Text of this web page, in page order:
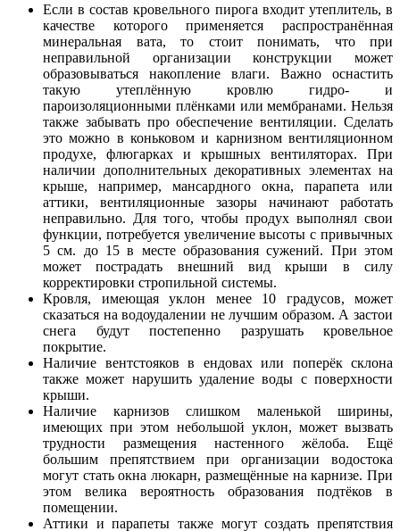
Если в состав кровельного пирога входит утеплитель, в
качестве которого применяется распространённая
минеральная вата, то стоит понимать, что при
неправильной организации конструкции может
образовываться накопление влаги. Важно оснастить
такую утеплённую кровлю гидро- и
пароизоляционными плёнками или мембранами. Нельзя
также забывать про обеспечение вентиляции. Сделать
это можно в коньковом и карнизном вентиляционном
продухе, флюгарках и крышных вентиляторах. При
наличии дополнительных декоративных элементах на
крыше, например, мансардного окна, парапета или
аттики, вентиляционные зазоры начинают работать
неправильно. Для того, чтобы продух выполнял свои
функции, потребуется увеличение высоты с привычных
5 см. до 15 в месте образования сужений. При этом
может пострадать внешний вид крыши в силу
корректировки стропильной системы.
Кровля, имеющая уклон менее 10 градусов, может
сказаться на водоудалении не лучшим образом. А застои
снега будут постепенно разрушать кровельное
покрытие.
Наличие вентстояков в ендовах или поперёк склона
также может нарушить удаление воды с поверхности
крыши.
Наличие карнизов слишком маленькой ширины,
имеющих при этом небольшой уклон, может вызвать
трудности размещения настенного жёлоба. Ещё
большим препятствием при организации водостока
могут стать окна люкарн, размещённые на карнизе. При
этом велика вероятность образования подтёков в
помещении.
Аттики и парапеты также могут создать препятствия